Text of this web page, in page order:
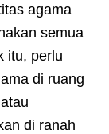
agama
semua
itu, perlu
di ruang
di ranah